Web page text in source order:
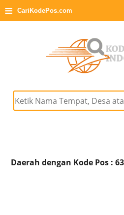
≡ CariKodePos.com
Daerah dengan Kode Pos :